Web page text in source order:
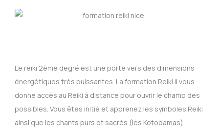
Le reiki 2ème degré est une porte vers des dimensions
énergétiques très puissantes. La formation Reiki II vous
donne accès au Reiki à distance pour ouvrir le champ des
possibles. Vous êtes initié et apprenez les symboles Reiki
ainsi que les chants purs et sacrés (les Kotodamas).